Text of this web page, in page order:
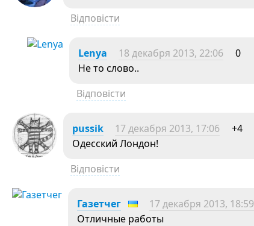
Відповісти
Lenya 18 декабря 2013, 22:06
0
Не то слово..
Відповісти
pussik 17 декабря 2013, 17:06
+4
Одесский Лондон!
Відповісти
Газетчег 17 декабря 2013, 18:59
Отличные работы